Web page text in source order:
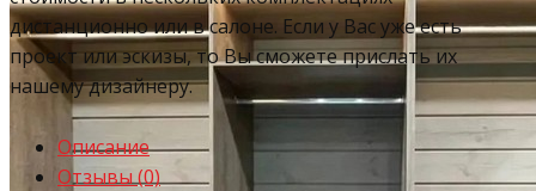
дистанционно или в салоне. Если у Вас уже есть
проект или эскизы, то Вы сможете прислать их
нашему дизайнеру.
Описание
Отзывы (0)